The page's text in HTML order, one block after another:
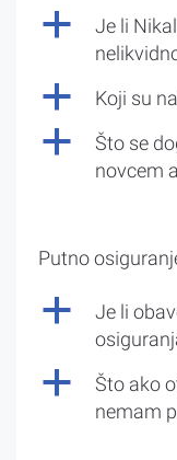
a
Je li
a Koji su
a
Što se
novcem
Putno
a
Je li
a
Što ako
nemam